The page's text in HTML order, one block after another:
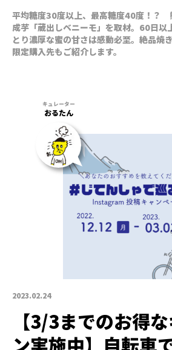
平均糖度30度以上、最高糖度40度！？
成芋「蔵出しベニーモ」を取材。60日以
とり濃厚な蜜の甘さは感動必至。絶品焼
限定購入先もご紹介します。
2023.02.24
おるたん
【3/3までのお得
ン実施中】自転車